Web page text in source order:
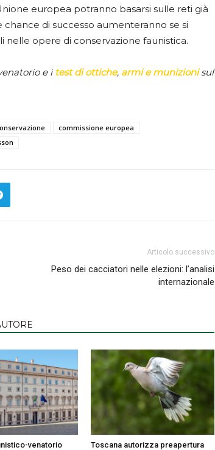
europea potranno basarsi sulle reti già
chance di successo aumenteranno se si
nelle opere di conservazione faunistica.
e i test di ottiche, armi e munizionisul
commissione europea
Articolo successivo
Peso dei cacciatori nelle elezioni: l’analisi
internazionale
venatorio
Toscana autorizza preapertura